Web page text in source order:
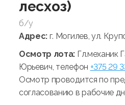
лесхоз)
б/у
Адрес: г. Могилев, ул.
Осмотр лота: Гл.механик
Юрьевич, телефон +375 29
Осмотр проводится по
согласованию в рабочие